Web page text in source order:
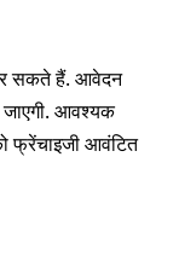
सकते हैं. आवेदन
जाएगी. आवश्यक
फ्रेंचाइजी आवंटित